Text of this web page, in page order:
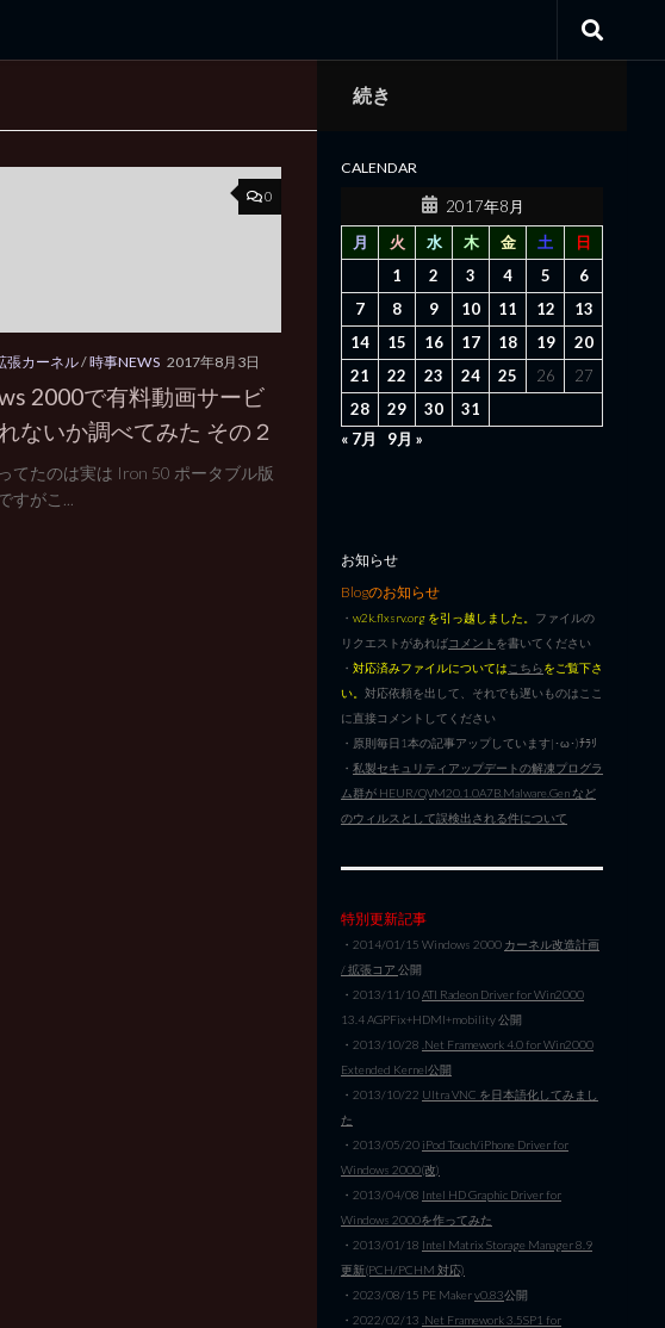
0
張カーネル/時事NEWS 2017年8月3日
2000で有料動画サービ
ないか調べてみた その２
てたのは実は Iron 50 ポータブル版
すがこ...
続き
CALENDAR
2017年8月
月
火 水 木 金 土
日
1
2 3 4 5
6
7
8 9 10 11 12
13
14
15 16 17 18 19
20
21
22 23 24 25 26
27
28
29 30
31
« 7月
9月 »
お知らせ
Blogのお知らせ
・ w2k.flxsrv.org を引っ越しました。 ファイルの
リクエストがあればコメント を書いてください
・ 対応済みファイルについては こちらをご覧下さ
い。 対応依頼を出して、それでも遅いものはここ
に直接コメントしてください
・原則毎日1本の記事アップしています|･ω･)ﾁﾗﾘ
・ 私製セキュリティアップデートの解凍プログラ
ム群が HEUR/QVM20.1.0A7B.Malware.Gen など
のウィルスとして誤検出される件について
特別更新記事
・2014/01/15 Windows 2000 カーネル改造計画
/ 拡張コア 公開
・2013/11/10ATI Radeon Driver for Win2000
13.4 AGPFix+HDMI+mobility 公開
・2013/10/28 .Net Framework 4.0 for Win2000
Extended Kernel公開
・2013/10/22 Ultra VNC を日本語化してみまし
た
・2013/05/20 iPod Touch/iPhone Driver for
Windows 2000(改)
・2013/04/08 Intel HD Graphic Driver for
Windows 2000を作ってみた
・2013/01/18 Intel Matrix Storage Manager 8.9
更新(PCH/PCHM 対応)
・2023/08/15 PE Makerv0.83公開
・2022/02/13 .Net Framework 3.5SP1 for